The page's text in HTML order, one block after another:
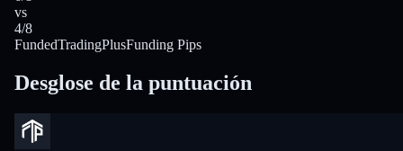
vs
4/8
FundedTradingPlusFunding Pips
Desglose de la puntuación